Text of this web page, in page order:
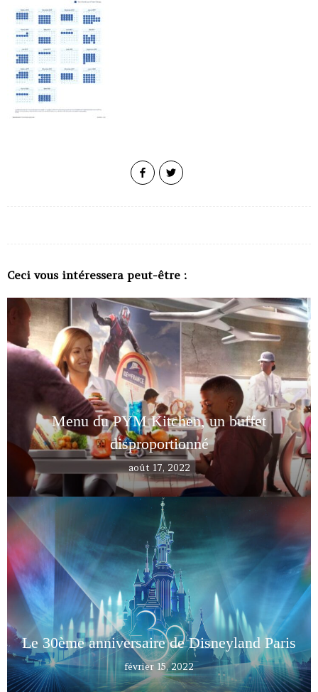
Ceci vous intéressera peut-être :
Menu du PYM Kitchen, un buffet
disproportionné
août 17, 2022
Le 30ème anniversaire de Disneyland Paris
février 15, 2022